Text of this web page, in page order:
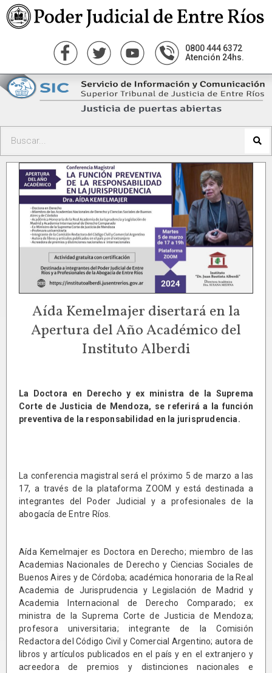
0800 444 6372
Atención 24hs.
Aída Kemelmajer disertará en la
Apertura del Año Académico del
Instituto Alberdi
La Doctora en Derecho y ex ministra de la Suprema
Corte de Justicia de Mendoza, se referirá a la función
preventiva de la responsabilidad en la jurisprudencia.
La conferencia magistral será el próximo 5 de marzo a las
17, a través de la plataforma ZOOM y está destinada a
integrantes del Poder Judicial y a profesionales de la
abogacía de Entre Ríos.
Aída Kemelmajer es Doctora en Derecho; miembro de las
Academias Nacionales de Derecho y Ciencias Sociales de
Buenos Aires y de Córdoba; académica honoraria de la Real
Academia de Jurisprudencia y Legislación de Madrid y
Academia Internacional de Derecho Comparado; ex
ministra de la Suprema Corte de Justicia de Mendoza;
profesora universitaria; integrante de la Comisión
Redactora del Código Civil y Comercial Argentino; autora de
libros y artículos publicados en el país y en el extranjero y
acreedora de premios y distinciones nacionales e